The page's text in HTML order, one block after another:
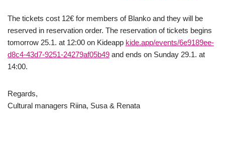
The tickets cost 12€ for members of Blanko and they will be
reserved in reservation order. The reservation of tickets begins
tomorrow 25.1. at 12:00 on Kideapp kide.app/events/6e9189ee-
d8c4-43d7-9251-24279af05b49 and ends on Sunday 29.1. at
14:00.
Regards,
Cultural managers Riina, Susa & Renata